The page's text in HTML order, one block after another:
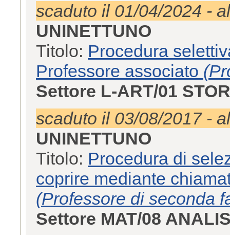
scaduto il 01/04/2024 -
UNINETTUNO
Titolo: Procedura
Professore associato
Settore L-ART/01
scaduto il 03/08/2017 -
UNINETTUNO
Titolo: Procedura di
coprire mediante
(Professore di seconda
Settore MAT/08